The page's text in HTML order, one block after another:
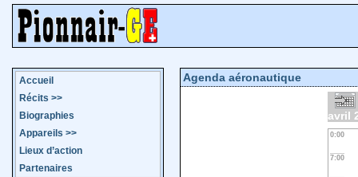
Accueil
Récits >>
Biographies
Appareils >>
Lieux d’action
Partenaires
Agenda aéronautique
avril
0:00
7:00